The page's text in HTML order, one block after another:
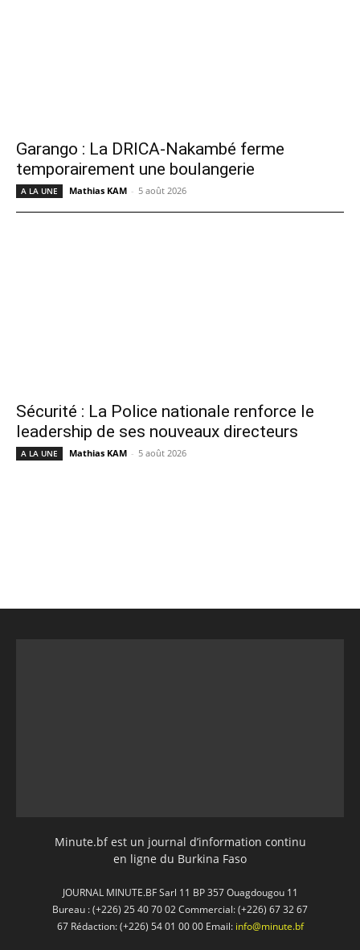
Garango : La DRICA-Nakambé ferme
temporairement une boulangerie
A LA UNE Mathias KAM - 5 août 2026
Sécurité : La Police nationale renforce le
leadership de ses nouveaux directeurs
A LA UNE Mathias KAM - 5 août 2026
Minute.bf est un journal d’information continu
en ligne du Burkina Faso
JOURNAL MINUTE.BF Sarl 11 BP 357 Ouagdougou 11
Bureau : (+226) 25 40 70 02 Commercial: (+226) 67 32 67
67 Rédaction: (+226) 54 01 00 00 Email: info@minute.bf